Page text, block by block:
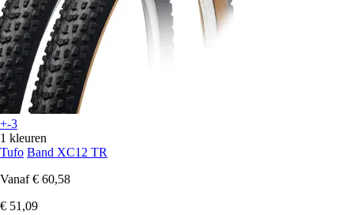
+-3
1 kleuren
Tufo Band XC12 TR
Vanaf € 60,58
€ 51,09